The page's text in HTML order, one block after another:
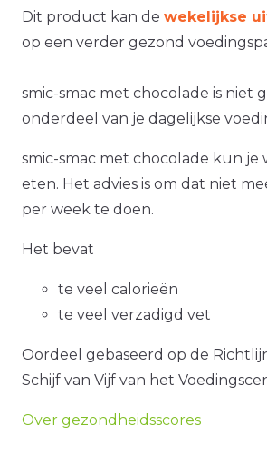
Dit product kan de wekelijkse
op een verder gezond
smic-smac met chocolade is niet
onderdeel van je dagelijkse
smic-smac met chocolade kun je
eten. Het advies is om dat niet
per week te doen.
Het bevat
te veel calorieën
te veel verzadigd vet
Oordeel gebaseerd op de
Schijf van Vijf van het
Over gezondheidsscores